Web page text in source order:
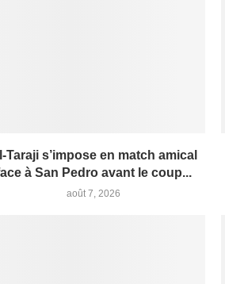
Taraji s’impose en match amical
à San Pedro avant le coup...
août 7, 2026